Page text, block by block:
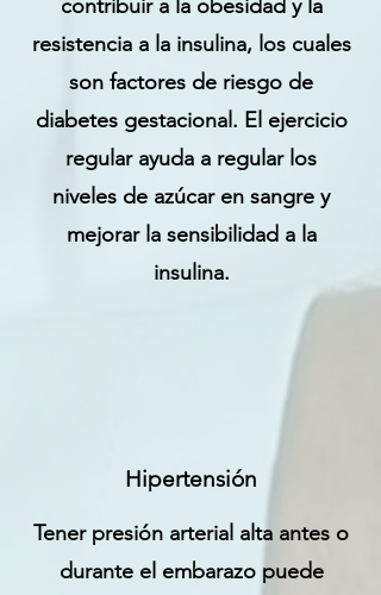
contribuir a la obesidad y la
resistencia a la insulina, los cuales
son factores de riesgo de
diabetes gestacional. El ejercicio
regular ayuda a regular los
niveles de azúcar en sangre y
mejorar la sensibilidad a la
insulina.
Hipertensión
Tener presión arterial alta antes o
durante el embarazo puede